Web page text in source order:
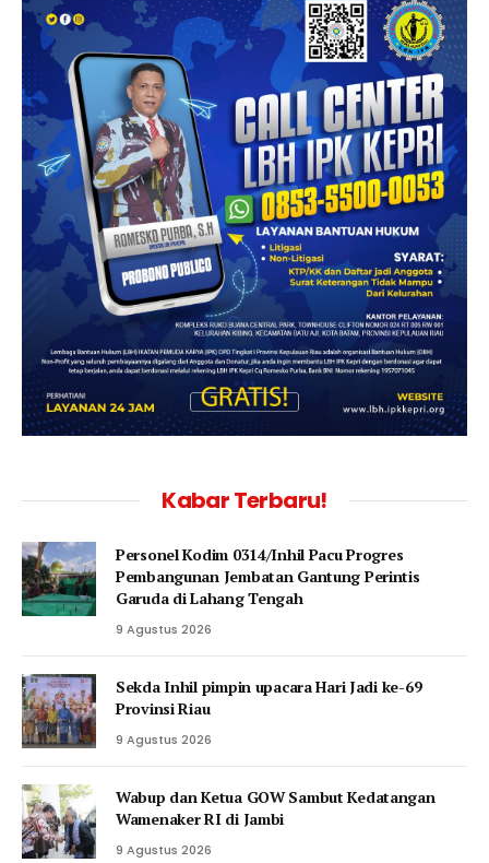
Kabar Terbaru!
Personel Kodim 0314/Inhil Pacu Progres
Pembangunan Jembatan Gantung Perintis
Garuda di Lahang Tengah
9 Agustus 2026
Sekda Inhil pimpin upacara Hari Jadi ke-69
Provinsi Riau
9 Agustus 2026
Wabup dan Ketua GOW Sambut Kedatangan
Wamenaker RI di Jambi
9 Agustus 2026